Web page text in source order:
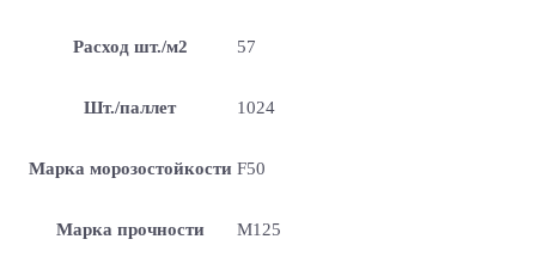
Расход шт./м2 57
Шт./паллет 1024
Марка морозостойкости F50
Марка прочности М125